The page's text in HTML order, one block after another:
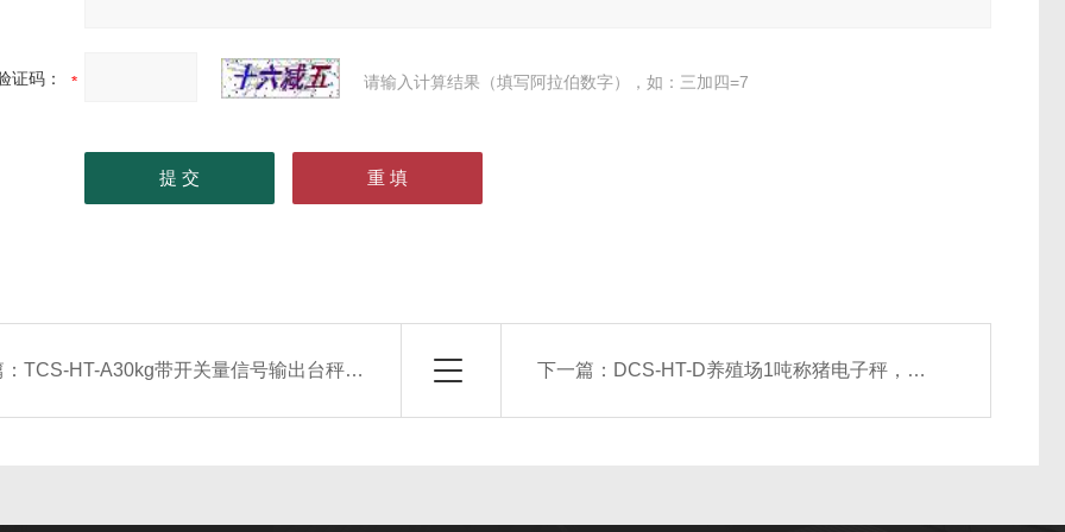
证码： 请输入计算结果（填写阿拉伯数字），如：三加四=7
：TCS-HT-A30kg带开关量信号输出台秤，温州60公斤带控制阀门电子台称 下一篇： DCS-HT-D养殖场1吨称猪电子秤，银川2T牛地衡厂家，3000kg猪笼秤